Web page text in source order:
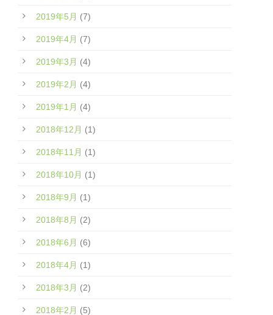
2019年5月 (7)
2019年4月 (7)
2019年3月 (4)
2019年2月 (4)
2019年1月 (4)
2018年12月 (1)
2018年11月 (1)
2018年10月 (1)
2018年9月 (1)
2018年8月 (2)
2018年6月 (6)
2018年4月 (1)
2018年3月 (2)
2018年2月 (5)